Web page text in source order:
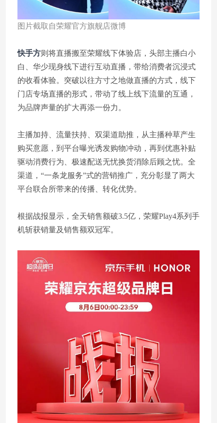
图片截取自荣耀官方旗舰店微博
快手方则将直播搬至荣耀线下体验店，头部主播白小
白、华少现身线下进行互动直播，带给消费者沉浸式
的收看体验。突破以往方寸之地做直播的方式，线下
门店专场直播的形式，带动了线上线下流量的互通，
为品牌声量的扩大再添一份力。
主播加持、流量扶持、双渠道助推，从主播种草产生
购买意愿，到平台曝光诱发购物冲动，再到优惠补贴
驱动消费行为、极速配送无忧换货消除后顾之忧。全
渠道，“一条龙服务”式的营销推广，充分彰显了两大
平台联合所带来的传播、转化优势。
根据战报显示，全天销售额破3.5亿，荣耀Play4系列手
机斩获销量及销售额双冠军。